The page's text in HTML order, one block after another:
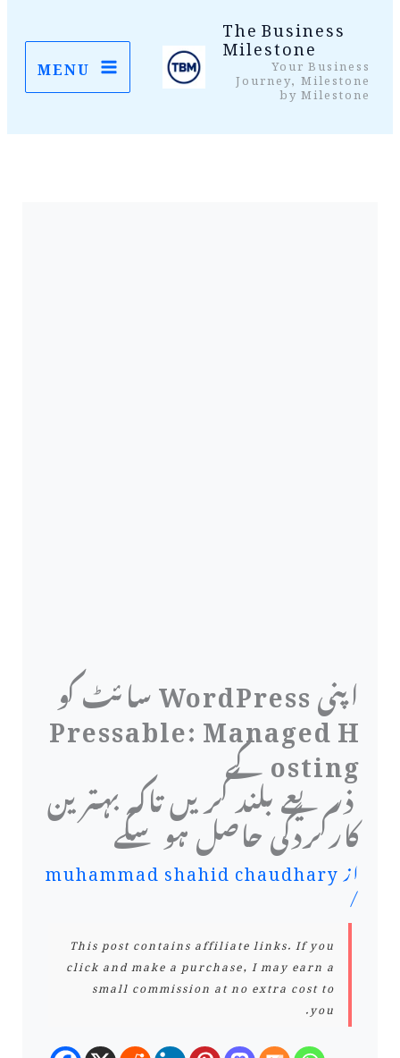
جائیں۔
The Business
MilestoneYour Business
Journey, Milestone
by Milestone
MENU
اپنی WordPress سائٹ کو
Pressable: Managed H
osting کے
ذریعے بلند کریں تاکہ بہترین
کارکردگی حاصل ہو سکے
ازmuhammad shahid chaudhary
/
This post contains affiliate links. If you
click and make a purchase, I may earn a
small commission at no extra cost to
you.